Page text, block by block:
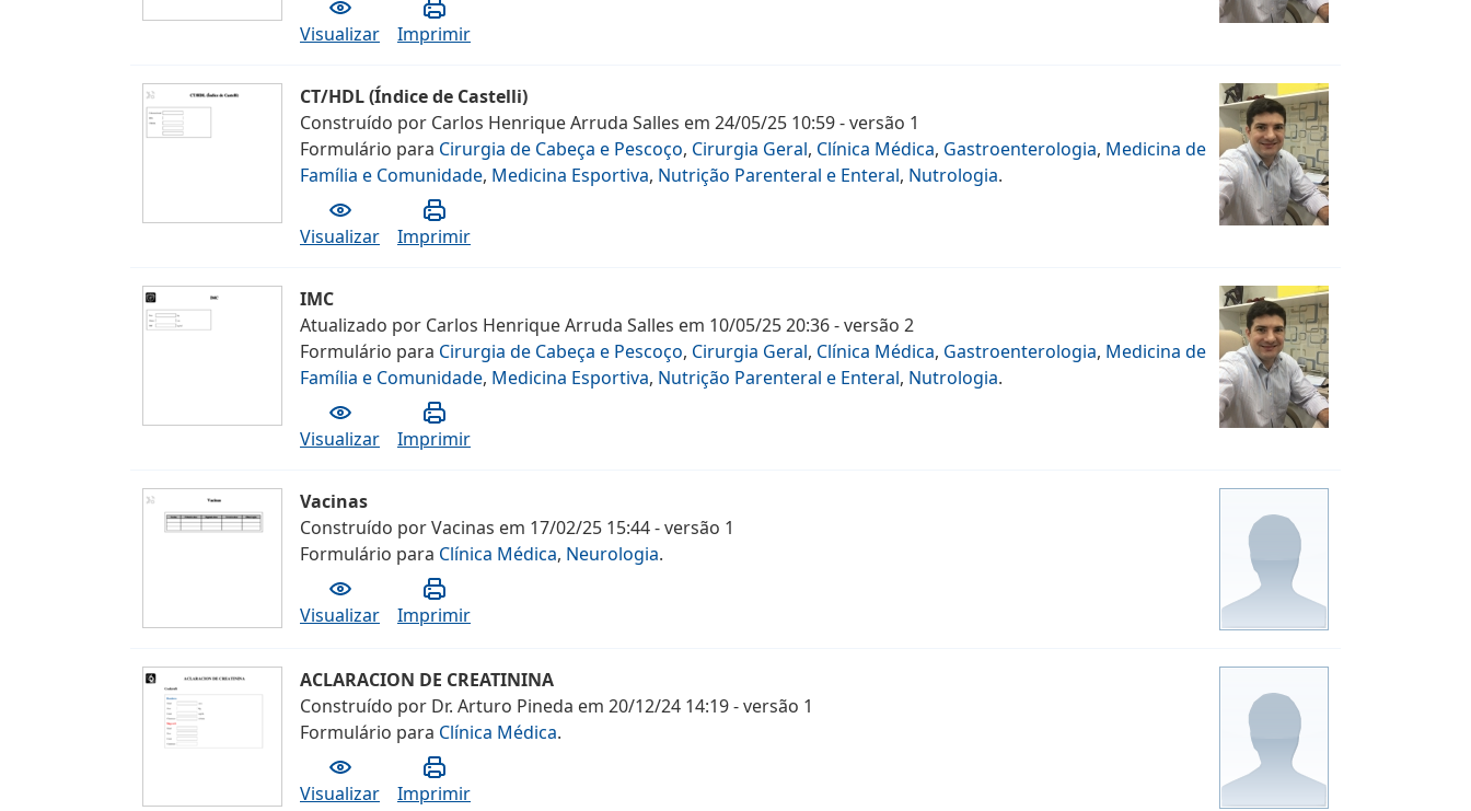
Visualizar Imprimir
CT/HDL (Índice de Castelli)
Construído por Carlos Henrique Arruda Salles em 24/05/25 10:59- versão 1
Formulário para Cirurgia de Cabeça e Pescoço, Cirurgia Geral, Clínica Médica, Gastroenterologia, Medicina de
Família e Comunidade, Medicina Esportiva, Nutrição Parenteral e Enteral, Nutrologia.
Visualizar Imprimir
IMC
Atualizado por Carlos Henrique Arruda Salles em 10/05/25 20:36- versão 2
Formulário para Cirurgia de Cabeça e Pescoço, Cirurgia Geral, Clínica Médica, Gastroenterologia, Medicina de
Família e Comunidade, Medicina Esportiva, Nutrição Parenteral e Enteral, Nutrologia.
Visualizar Imprimir
Vacinas
Construído porVacinas em 17/02/25 15:44- versão 1
Formulário para Clínica Médica, Neurologia.
Visualizar Imprimir
ACLARACION DE CREATININA
Construído por Dr. Arturo Pineda em 20/12/24 14:19- versão 1
Formulário para Clínica Médica.
Visualizar Imprimir